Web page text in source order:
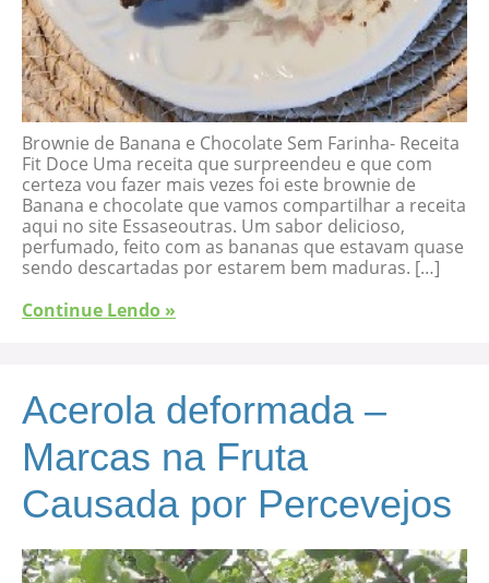
Brownie de Banana e Chocolate Sem Farinha- Receita
Fit Doce Uma receita que surpreendeu e que com
certeza vou fazer mais vezes foi este brownie de
Banana e chocolate que vamos compartilhar a receita
aqui no site Essaseoutras. Um sabor delicioso,
perfumado, feito com as bananas que estavam quase
sendo descartadas por estarem bem maduras. […]
Continue Lendo »
Acerola deformada –
Marcas na Fruta
Causada por Percevejos